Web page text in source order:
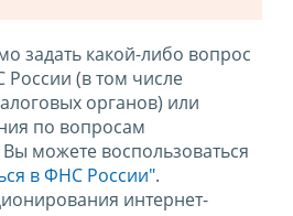
задать какой-либо вопрос
России (в том числе
органов) или
по вопросам
можете воспользоваться
в ФНС России".
интернет-